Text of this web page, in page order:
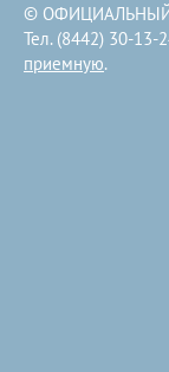
© ОФИЦИАЛЬНЫЙ
Тел. (8442) 30-13-
приемную.